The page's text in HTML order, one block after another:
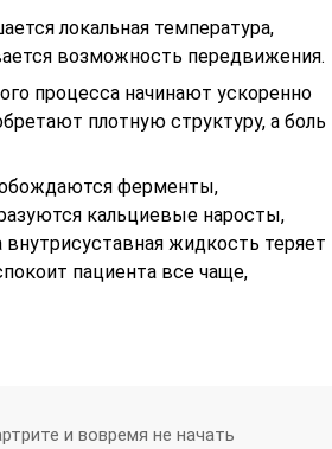
локальная температура,
возможность передвижения.
процесса начинают ускоренно
плотную структуру, а боль
ферменты,
кальциевые наросты,
жидкость теряет
пациента все чаще,
и вовремя не начать